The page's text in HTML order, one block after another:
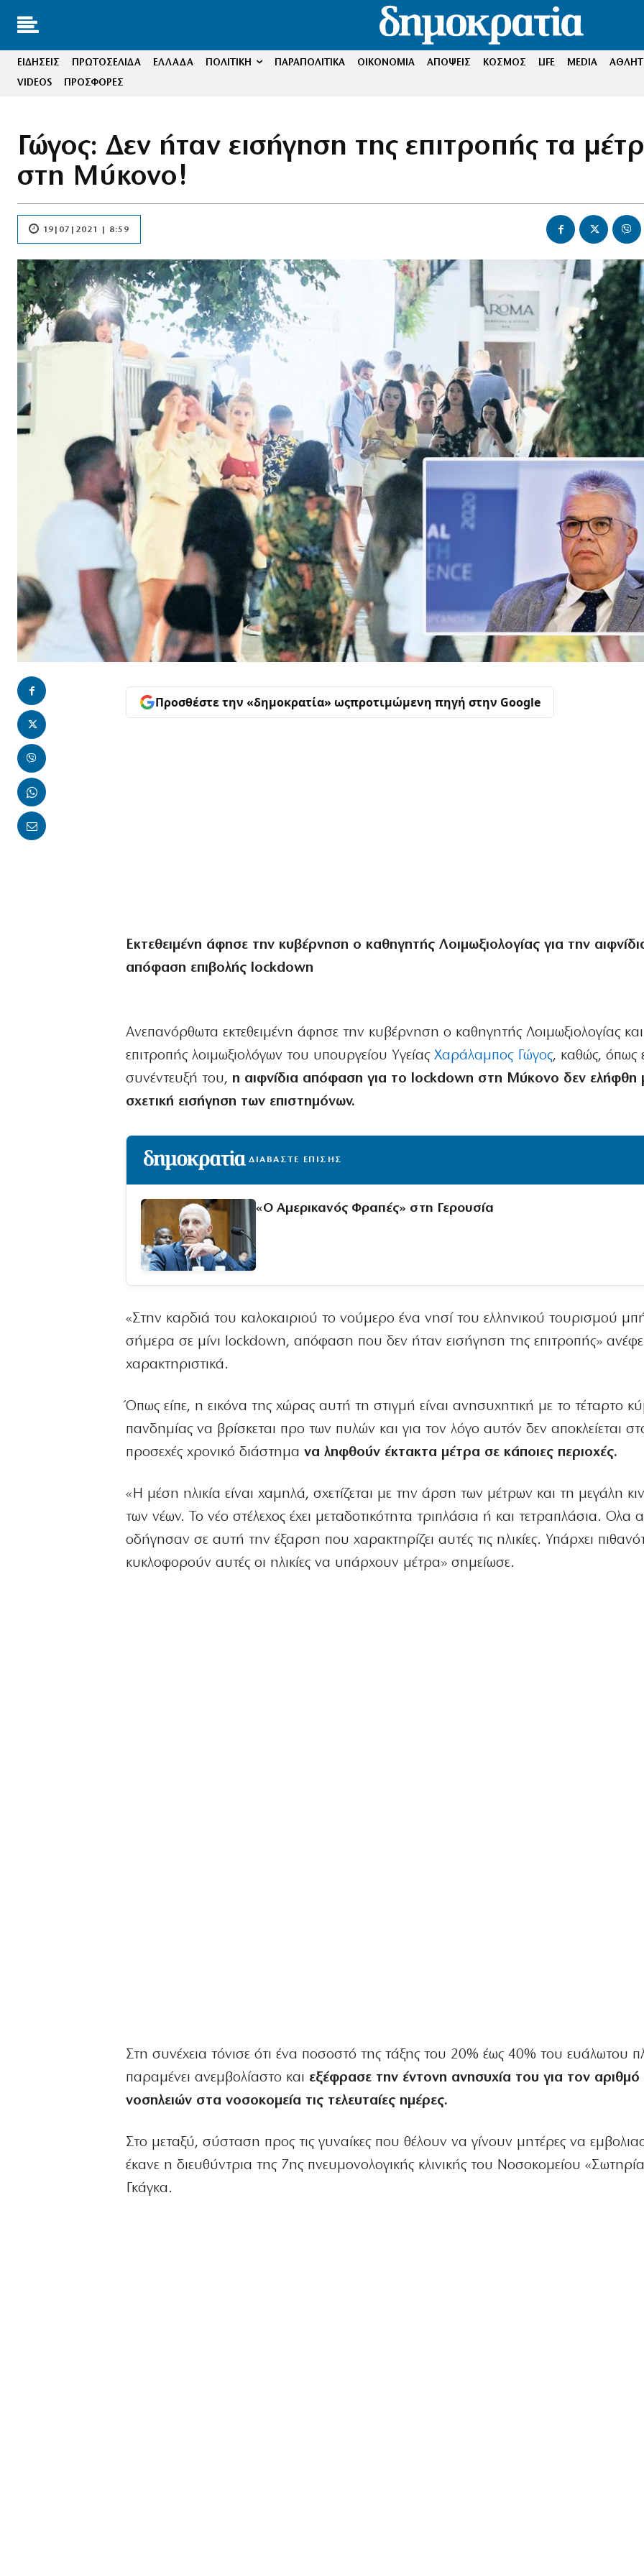
ΕΙΔΗΣΕΙΣ ΠΡΩΤΟΣΕΛΙΔΑ ΕΛΛΑΔΑ ΠΟΛΙΤΙΚΗ ΠΑΡΑΠΟΛΙΤΙΚΑ ΟΙΚΟΝΟΜΙΑ ΑΠΟΨΕΙΣ ΚΟΣΜΟΣ LIFE MEDIA
VIDEOS
ΠΡΟΣΦΟΡΕΣ
Γώγος: Δεν ήταν εισήγηση της επιτροπής τα
στη Μύκονο!
19|07|2021 | 8:59
Προσθέστε την «δημοκρατία» ωςπροτιμώμενη πηγή στην Google
Εκτεθειμένη άφησε την κυβέρνηση ο καθηγητής Λοιμωξιολογίας για την
απόφαση επιβολής lockdown
Ανεπανόρθωτα εκτεθειμένη άφησε την κυβέρνηση ο καθηγητής Λοιμωξιολογίας
επιτροπής λοιμωξιολόγων του υπουργείου ΥγείαςΧαράλαμπος Γώγος, καθώς, όπως
συνέντευξή του, η αιφνίδια απόφαση για το lockdown στη Μύκονο δεν ελήφθη
σχετική εισήγηση των επιστημόνων.
ΔΙΑΒΑΣΤΕ ΕΠΙΣΗΣ
«Ο Αμερικανός Φραπές» στη Γερουσία
«Στην καρδιά του καλοκαιριού το νούμερο ένα νησί του ελληνικού τουρισμού
σήμερα σε μίνι lockdown, απόφαση που δεν ήταν εισήγηση της επιτροπής»
χαρακτηριστικά.
Όπως είπε, η εικόνα της χώρας αυτή τη στιγμή είναι ανησυχητική με το τέταρτο
πανδημίας να βρίσκεται προ των πυλών και για τον λόγο αυτόν δεν αποκλείεται
προσεχές χρονικό διάστημανα ληφθούν έκτακτα μέτρα σε κάποιες περιοχές.
«Η μέση ηλικία είναι χαμηλά, σχετίζεται με την άρση των μέτρων και τη μεγάλη
των νέων. Το νέο στέλεχος έχει μεταδοτικότητα τριπλάσια ή και τετραπλάσια. Ολα
οδήγησαν σε αυτή την έξαρση που χαρακτηρίζει αυτές τις ηλικίες. Υπάρχει
κυκλοφορούν αυτές οι ηλικίες να υπάρχουν μέτρα» σημείωσε.
Στη συνέχεια τόνισε ότι ένα ποσοστό της τάξης του 20% έως 40% του ευάλωτου
παραμένει ανεμβολίαστο και εξέφρασε την έντονη ανησυχία του για τον
νοσηλειών στα νοσοκομεία τις τελευταίες ημέρες.
Στο μεταξύ, σύσταση προς τις γυναίκες που θέλουν να γίνουν μητέρες να
έκανε η διευθύντρια της 7ης πνευμονολογικής κλινικής του Νοσοκομείου
Γκάγκα.